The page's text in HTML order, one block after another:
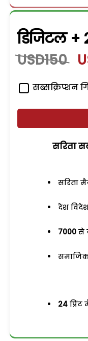
डिजिटल +
USD150
सब्सक्रिप्शन
सरिता
सरिता
देश
7000 से
24